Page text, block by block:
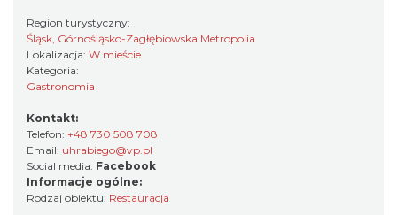
Region turystyczny:
Śląsk, Górnośląsko-Zagłębiowska Metropolia
Lokalizacja: W mieście
Kategoria:
Gastronomia
Kontakt:
Telefon: +48 730 508 708
Email: uhrabiego@vp.pl
Social media: Facebook
Informacje ogólne:
Rodzaj obiektu: Restauracja